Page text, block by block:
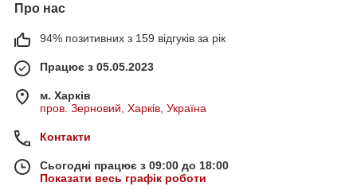
Про нас
94% позитивних з 159 відгуків за рік
Працює з 05.05.2023
м. Харків
пров. Зерновий, Харків, Україна
Контакти
Сьогодні працює з 09:00 до 18:00
Показати весь графік роботи